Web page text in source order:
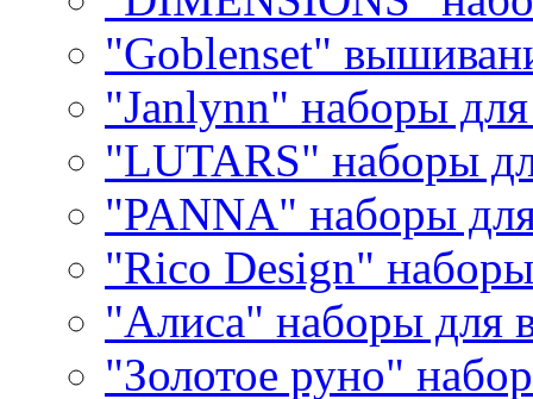
"Goblenset"
"Janlynn" наборы
"LUTARS" наборы
"PANNA" наборы
"Rico Design"
"Алиса" наборы для
"Золотое руно"